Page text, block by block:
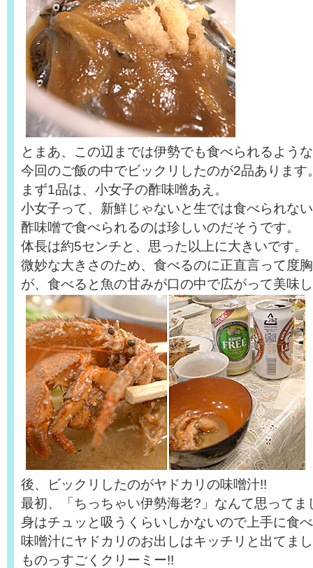
とまあ、この辺までは伊勢でも食べられるよう
今回のご飯の中でビックリしたのが2品あります
まず1品は、小女子の酢味噌あえ。
小女子って、新鮮じゃないと生では食べられな
酢味噌で食べられるのは珍しいのだそうです。
体長は約5センチと、思った以上に大きいです。
微妙な大きさのため、食べるのに正直言って度
が、食べると魚の甘みが口の中で広がって美味
後、ビックリしたのがヤドカリの味噌汁!!
最初、「ちっちゃい伊勢海老?」なんて思ってま
身はチュッと吸うくらいしかないので上手に食
味噌汁にヤドカリのお出しはキッチリと出てま
ものっすごくクリーミー!!